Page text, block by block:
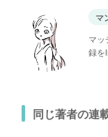
マ
マッ
録を
同じ著者の連